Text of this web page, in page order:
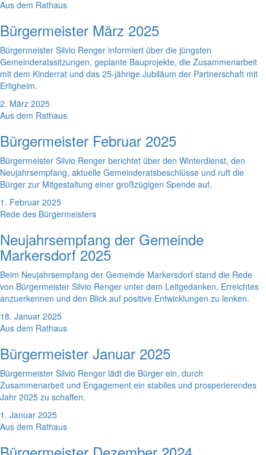
Aus dem Rathaus
Bürgermeister März 2025
Bürgermeister Silvio Renger informiert über die jüngsten
Gemeinderatssitzungen, geplante Bauprojekte, die Zusammenarbeit
mit dem Kinderrat und das 25-jährige Jubiläum der Partnerschaft mit
Erligheim.
2. März 2025
Aus dem Rathaus
Bürgermeister Februar 2025
Bürgermeister Silvio Renger berichtet über den Winterdienst, den
Neujahrsempfang, aktuelle Gemeinderatsbeschlüsse und ruft die
Bürger zur Mitgestaltung einer großzügigen Spende auf.
1. Februar 2025
Rede des Bürgermeisters
Neujahrsempfang der Gemeinde
Markersdorf 2025
Beim Neujahrsempfang der Gemeinde Markersdorf stand die Rede
von Bürgermeister Silvio Renger unter dem Leitgedanken, Erreichtes
anzuerkennen und den Blick auf positive Entwicklungen zu lenken.
18. Januar 2025
Aus dem Rathaus
Bürgermeister Januar 2025
Bürgermeister Silvio Renger lädt die Bürger ein, durch
Zusammenarbeit und Engagement ein stabiles und prosperierendes
Jahr 2025 zu schaffen.
1. Januar 2025
Aus dem Rathaus